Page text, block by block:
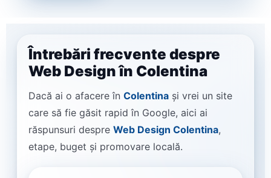
Întrebări frecvente despre
Web Design în Colentina
Dacă ai o afacere în Colentina și vrei un site
care să fie găsit rapid în Google, aici ai
răspunsuri despre Web Design Colentina,
etape, buget și promovare locală.